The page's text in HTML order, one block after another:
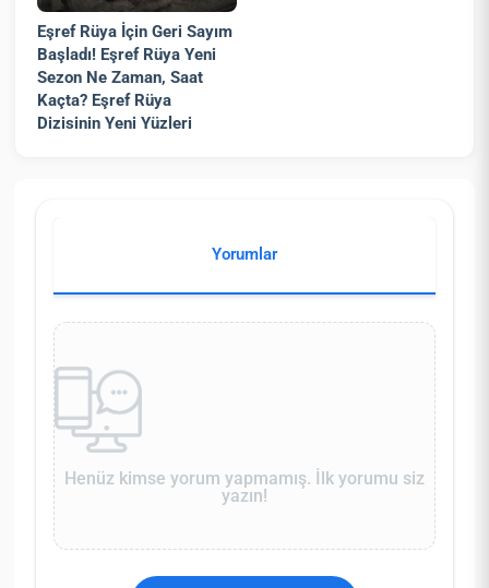
Eşref Rüya İçin Geri Sayım
Başladı! Eşref Rüya Yeni
Sezon Ne Zaman, Saat
Kaçta? Eşref Rüya
Dizisinin Yeni Yüzleri
Yorumlar
Henüz kimse yorum yapmamış. İlk yorumu siz
yazın!